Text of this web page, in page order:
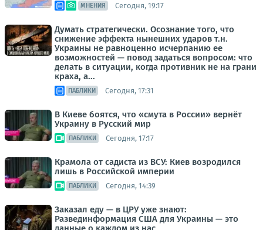
МНЕНИЯ Сегодня, 19:17
Думать стратегически. Осознание того, что
снижение эффекта нынешних ударов т.н.
Украины не равноценно исчерпанию ее
возможностей — повод задаться вопросом: что
делать в ситуации, когда противник не на грани
краха, а...
ПАБЛИКИ Сегодня, 17:31
В Киеве боятся, что «смута в России» вернёт
Украину в Русский мир
ПАБЛИКИ Сегодня, 17:17
Крамола от садиста из ВСУ: Киев возродился
лишь в Российской империи
ПАБЛИКИ Сегодня, 14:39
Заказал еду — в ЦРУ уже знают:
Развединформация США для Украины — это